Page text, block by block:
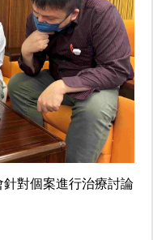
對個案進行治療討論